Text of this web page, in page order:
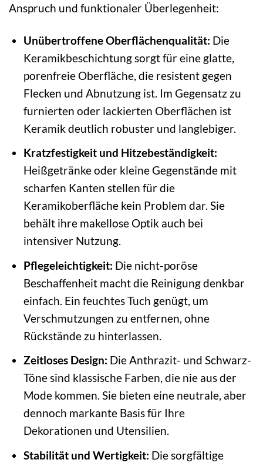
Anspruch und funktionaler Überlegenheit:
Unübertroffene Oberflächenqualität: Die
Keramikbeschichtung sorgt für eine glatte,
porenfreie Oberfläche, die resistent gegen
Flecken und Abnutzung ist. Im Gegensatz zu
furnierten oder lackierten Oberflächen ist
Keramik deutlich robuster und langlebiger.
Kratzfestigkeit und Hitzebeständigkeit:
Heißgetränke oder kleine Gegenstände mit
scharfen Kanten stellen für die
Keramikoberfläche kein Problem dar. Sie
behält ihre makellose Optik auch bei
intensiver Nutzung.
Pflegeleichtigkeit: Die nicht-poröse
Beschaffenheit macht die Reinigung denkbar
einfach. Ein feuchtes Tuch genügt, um
Verschmutzungen zu entfernen, ohne
Rückstände zu hinterlassen.
Zeitloses Design: Die Anthrazit- und Schwarz-
Töne sind klassische Farben, die nie aus der
Mode kommen. Sie bieten eine neutrale, aber
dennoch markante Basis für Ihre
Dekorationen und Utensilien.
Stabilität und Wertigkeit: Die sorgfältige